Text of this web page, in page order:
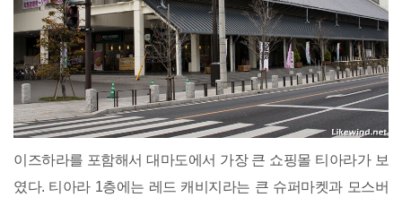
이즈하라를 포함해서 대마도에서 가장 큰 쇼핑몰 티아라가 보
였다. 티아라 1층에는 레드 캐비지라는 큰 슈퍼마켓과 모스버